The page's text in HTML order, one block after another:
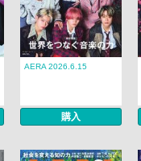
AERA 2026.6.15
購入